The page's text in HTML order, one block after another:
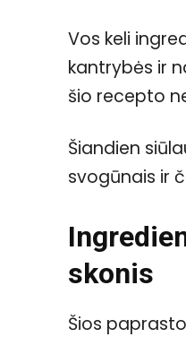
Vos keli
kantrybės ir
šio recepto
Šiandien
svogūnais ir
skonis
Šios